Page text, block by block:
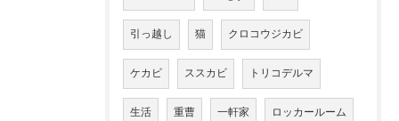
引っ越し 猫 クロコウジカビ
ケカビ ススカビ トリコデルマ
生活 重曹 一軒家 ロッカールーム